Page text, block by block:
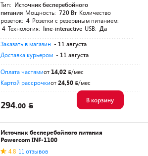
Тип: Источник бесперебойного
питания Мощность: 720 Вт Количество
розеток: 4 Розетки с резервным питанием:
4 Технология: line-interactive USB: Да
Заказать в магазин - 11 августа
Доставка курьером - 11 августа
Оплата частямиот 14,02
/мес
Картой рассрочкиот24,50 /мес
294.00
В корзину
Источник бесперебойного питания
Powercom INF-1100
4.8 11 отзывов